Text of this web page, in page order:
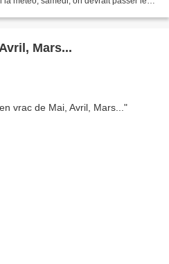
Mars...